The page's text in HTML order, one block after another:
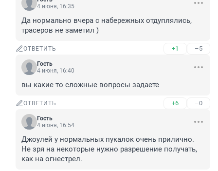
4 июня, 16:35
Да нормально вчера с набережных отдуплялись,
трасеров не заметил )
ОТВЕТИТЬ +1 –5
Гость
4 июня, 16:40
вы какие то сложные вопросы задаете
ОТВЕТИТЬ +6 –0
Гость
4 июня, 16:54
Джоулей у нормальных пукалок очень прилично.
Не зря на некоторые нужно разрешение получать,
как на огнестрел.